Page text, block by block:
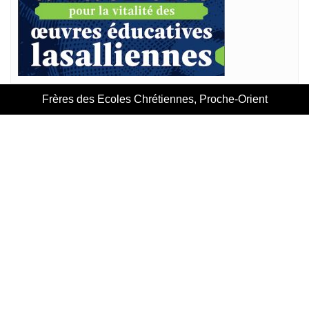
Frères des Ecoles Chrétiennes, Proche-Orient